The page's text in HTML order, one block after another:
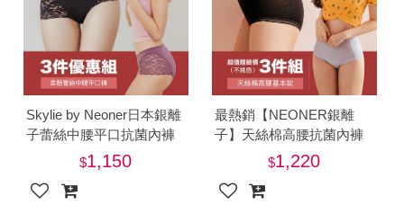
Skylie by Neoner日本銀離
子蕾絲中腰平口抗菌內褲
褲三件組(內褲)-電
1,150
最熱銷【NEONER銀離
子】天絲棉高腰抗菌內褲
三件特惠組-美1,220